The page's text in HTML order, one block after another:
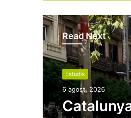
Read Next
Estudis
6 agost, 2026